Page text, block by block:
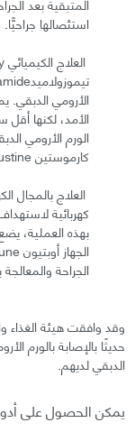
استئصالها جراحيًّا.
الأرومي الدبقي.
الأمد، لكنها
الورم الأرومي
كارموستين Carmustine أو BCNU
كهربائية
بهذه العملية،
الجراحة
حديثًا بالإصابة بالورم
الدبقي لديهم.
يمكن الحصول على